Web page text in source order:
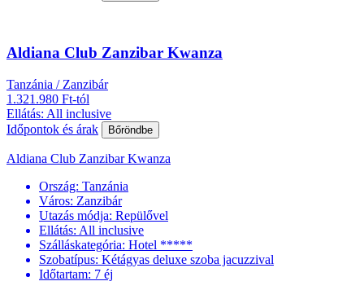
Aldiana Club Zanzibar Kwanza
Tanzánia / Zanzibár
1.321.980 Ft-tól
Ellátás: All inclusive
Időpontok és árak
Bőröndbe
Aldiana Club Zanzibar Kwanza
Ország: Tanzánia
Város: Zanzibár
Utazás módja: Repülővel
Ellátás: All inclusive
Szálláskategória: Hotel *****
Szobatípus: Kétágyas deluxe szoba jacuzzival
Időtartam: 7 éj